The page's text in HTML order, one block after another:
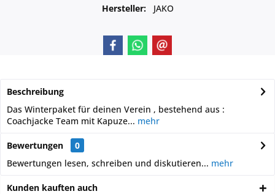
Hersteller:
JAKO
Beschreibung
Das Winterpaket für deinen Verein , bestehend aus :
Coachjacke Team mit Kapuze... mehr
Bewertungen
0
Bewertungen lesen, schreiben und diskutieren... mehr
Kunden kauften auch